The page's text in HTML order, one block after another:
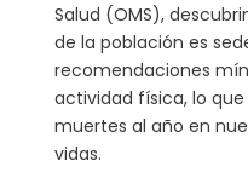
Salud (OMS),
de la población es
recomendaciones
actividad física, lo que
muertes al año en
vidas.